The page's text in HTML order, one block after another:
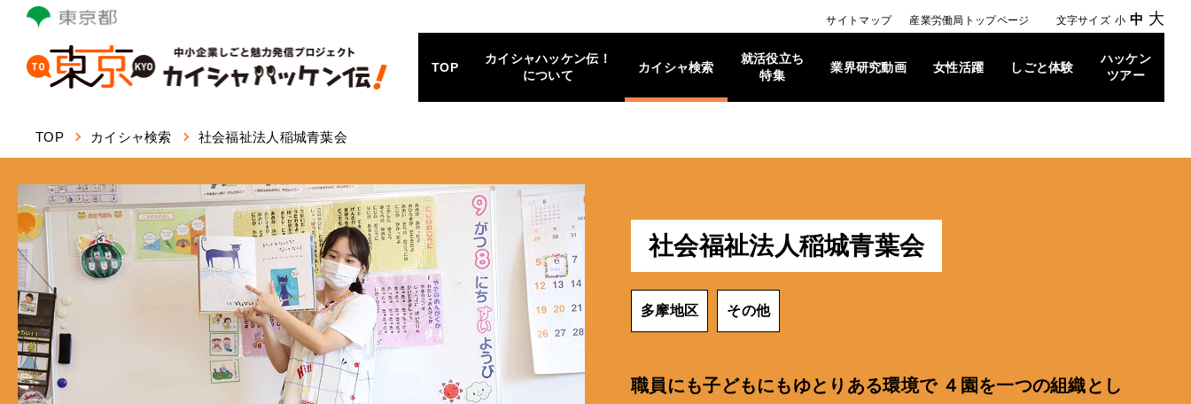
プ
す。
サイトマップ 産業労働局トップページ 文字サイズ 小 中 大
TOP
カイシャハッケン伝！
について
カイシャ検索
就活役立ち
特集
業界研究動画 女性活躍 しごと体験
ハッケン
ツアー
TOP カイシャ検索 社会福祉法人稲城青葉会
社会福祉法人稲城青葉会
多摩地区 その他
職員にも子どもにもゆとりある環境で ４園を一つの組織とし